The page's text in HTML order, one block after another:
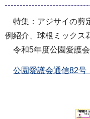
特集：アジサイの剪
例紹介、球根ミックス
令和5年度公園愛護会
公園愛護会通信82号